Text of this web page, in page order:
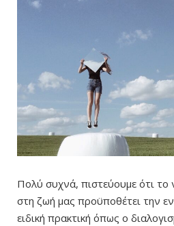
Πολύ συχνά, πιστεύουμε ότι το
στη ζωή μας προϋποθέτει την
ειδική πρακτική όπως ο